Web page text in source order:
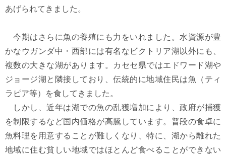
あげられてきました。
今期はさらに魚の養殖にも力をいれました。水資源が豊
かなウガンダ中・西部には有名なビクトリア湖以外にも、
複数の大きな湖があります。カセセ県ではエドワード湖や
ジョージ湖と隣接しており、伝統的に地域住民は魚（ティ
ラピア等）を食してきました。
しかし、近年は湖での魚の乱獲増加により、政府が捕獲
を制限するなど国内価格が高騰しています。普段の食卓に
魚料理を用意することが難しくなり、特に、湖から離れた
地域に住む貧しい地域ではほとんど食べることができない